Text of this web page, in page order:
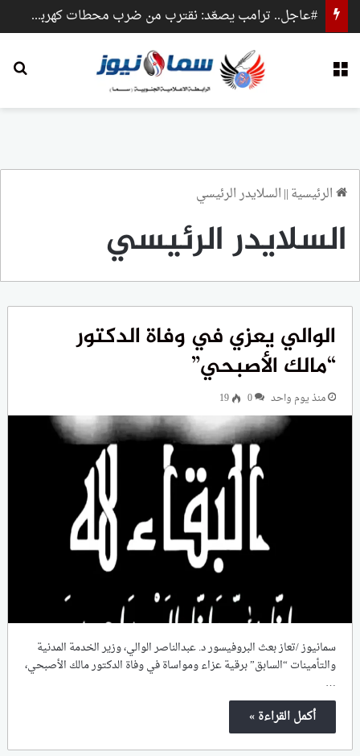
#عاجل.. ترامب يصعّد: نقترب من ضرب محطات كهرباء وجسور داخل إيران
الرئيسية||السلايدر الرئيسي
السلايدر الرئيسي
الوالي يعزي في وفاة الدكتور
“مالك الأصبحي”
منذ يوم واحد 0
19
سمانيوز /تعاز بعث البروفيسور د. عبدالناصر الوالي، وزير الخدمة المدنية
والتأمينات “السابق” برقية عزاء ومواساة في وفاة الدكتور مالك الأصبحي،
…
أكمل القراءة »